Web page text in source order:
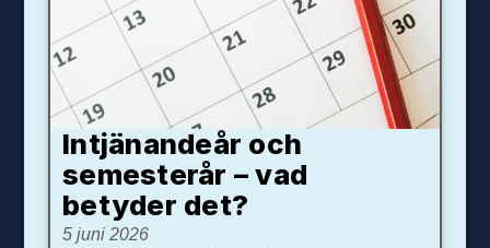
Intjänandeår och
semesterår – vad
betyder det?
5 juni 2026